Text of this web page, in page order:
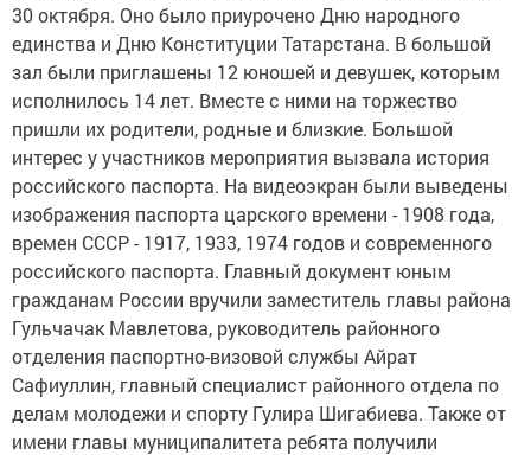
30 октября. Оно было приурочено Дню народного
единства и Дню Конституции Татарстана. В большой
зал были приглашены 12 юношей и девушек, которым
исполнилось 14 лет. Вместе с ними на торжество
пришли их родители, родные и близкие. Большой
интерес у участников мероприятия вызвала история
российского паспорта. На видеоэкран были выведены
изображения паспорта царского времени - 1908 года,
времен СССР - 1917, 1933, 1974 годов и современного
российского паспорта. Главный документ юным
гражданам России вручили заместитель главы района
Гульчачак Мавлетова, руководитель районного
отделения паспортно-визовой службы Айрат
Сафиуллин, главный специалист районного отдела по
делам молодежи и спорту Гулира Шигабиева. Также от
имени главы муниципалитета ребята получили